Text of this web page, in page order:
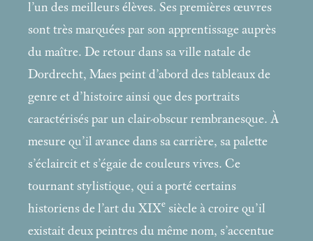
l’un des meilleurs élèves. Ses premières œuvres
sont très marquées par son apprentissage auprès
du maître. De retour dans sa ville natale de
Dordrecht, Maes peint d’abord des tableaux de
genre et d’histoire ainsi que des portraits
caractérisés par un clair-obscur rembranesque. À
mesure qu’il avance dans sa carrière, sa palette
s’éclaircit et s’égaie de couleurs vives. Ce
tournant stylistique, qui a porté certains
historiens de l’art du XIXe siècle à croire qu’il
existait deux peintres du même nom, s’accentue